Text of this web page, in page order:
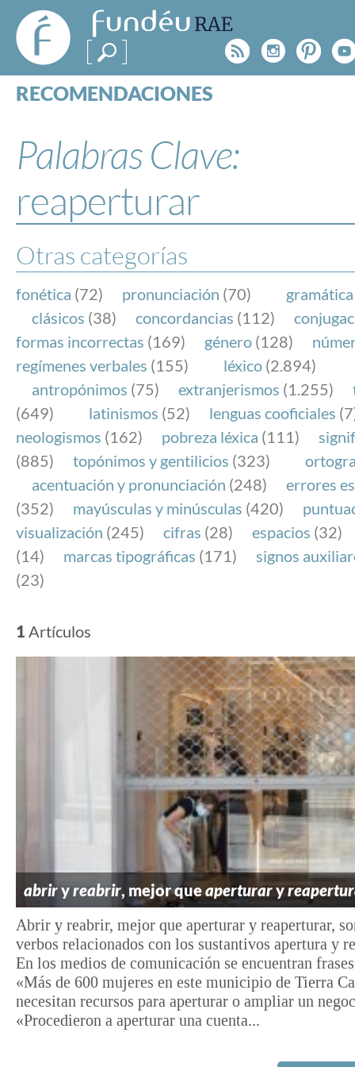
FundéuRAE
- Fundación
del Español
Urgente
Rss
RECOMENDACIONES
ESPECIALES
BLOG
NOTICIAS
FundéuRAE es una fundación patrocinada por la
y la Real Academia Española, cuyo objetivo es
el buen uso del español en los medios de
Internet.
Palabras Clave:
reaperturar
Otras categorías
fonética (72) pronunciación (70) gramática
clásicos (38) concordancias (112)
formas incorrectas (169) género (128)
regímenes verbales (155) léxico (2.894)
antropónimos (75) extranjerismos (1.255)
(649)
latinismos (52) lenguas cooficiales
neologismos (162) pobreza léxica (111)
(885)
topónimos y gentilicios (323)
acentuación y pronunciación (248)
errores
(352)
mayúsculas y minúsculas (420)
visualización (245) cifras (28) espacios (32)
(14)
marcas tipográficas (171)
signos
(23)
1 Artículos
abriryreabrir, mejor queaperturary
Abrir y reabrir, mejor que aperturar y reaperturar,
verbos relacionados con los sustantivos apertura y
En los medios de comunicación se encuentran
«Más de 600 mujeres en este municipio de Tierra
necesitan recursos para aperturar o ampliar un
«Procedieron a aperturar una cuenta...